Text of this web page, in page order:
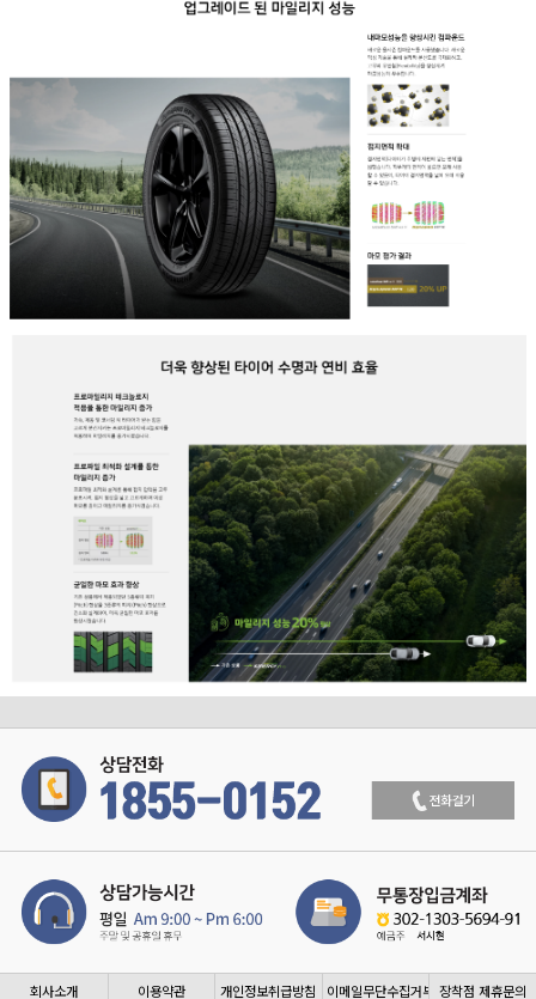
회사소개 이용약관 개인정보취급방침 이메일무단수집거부 장착점 제휴문의